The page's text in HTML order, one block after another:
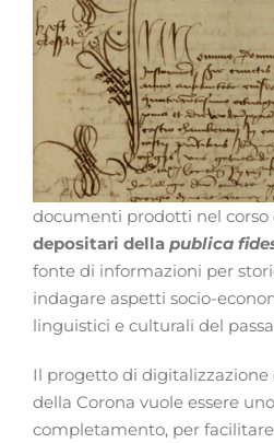
documenti prodotti nel corso
depositari della publica
fonte di informazioni per
indagare aspetti socio-
linguistici e culturali del
Il progetto di digitalizzazione
della Corona vuole essere
completamento, per